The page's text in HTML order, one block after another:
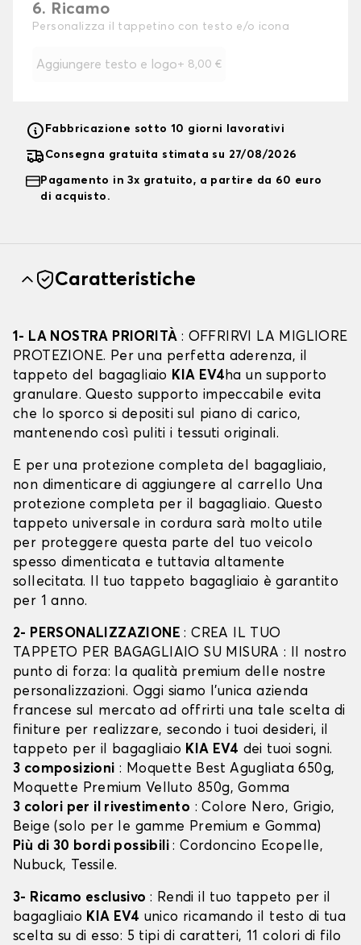
6. Ricamo
Personalizza il tappetino con testo e/o icona
Aggiungere testo e logo+ 8,00 €
Fabbricazione sotto 10 giorni lavorativi
Consegna gratuita stimata su 27/08/2026
Pagamento in 3x gratuito, a partire da 60 euro
di acquisto.
Caratteristiche
1- LA NOSTRA PRIORITÀ : OFFRIRVI LA MIGLIORE
PROTEZIONE. Per una perfetta aderenza, il
tappeto del bagagliaio KIA EV4ha un supporto
granulare. Questo supporto impeccabile evita
che lo sporco si depositi sul piano di carico,
mantenendo così puliti i tessuti originali.
E per una protezione completa del bagagliaio,
non dimenticare di aggiungere al carrello Una
protezione completa per il bagagliaio. Questo
tappeto universale in cordura sarà molto utile
per proteggere questa parte del tuo veicolo
spesso dimenticata e tuttavia altamente
sollecitata. Il tuo tappeto bagagliaio è garantito
per 1 anno.
2- PERSONALIZZAZIONE: CREA IL TUO
TAPPETO PER BAGAGLIAIO SU MISURA : Il nostro
punto di forza: la qualità premium delle nostre
personalizzazioni. Oggi siamo l’unica azienda
francese sul mercato ad offrirti una tale scelta di
finiture per realizzare, secondo i tuoi desideri, il
tappeto per il bagagliaio KIA EV4 dei tuoi sogni.
3 composizioni : Moquette Best Agugliata 650g,
Moquette Premium Velluto 850g, Gomma
3 colori per il rivestimento : Colore Nero, Grigio,
Beige (solo per le gamme Premium e Gomma)
Più di 30 bordi possibili: Cordoncino Ecopelle,
Nubuck, Tessile.
3- Ricamo esclusivo : Rendi il tuo tappeto per il
bagagliaio KIA EV4 unico ricamando il testo di tua
scelta su di esso: 5 tipi di caratteri, 11 colori di filo